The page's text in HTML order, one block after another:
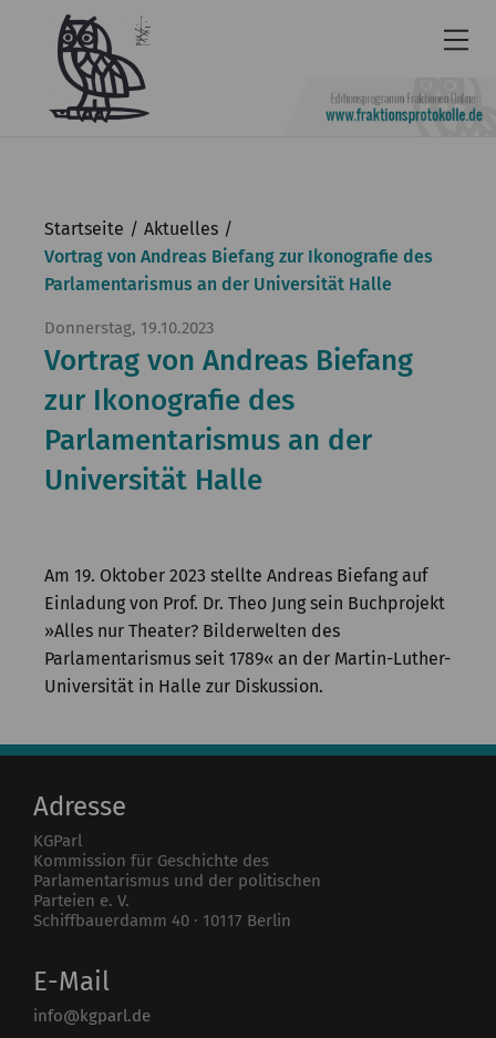
Barrierefrei
Leichte
Sprache
Kontakt
English
KGParl
Aktuelles
Institut
Forschung
Publikationen
Startseite
Aktuelles
Vortrag von Andreas Biefang zur Ikonografie des
Parlamentarismus an der Universität Halle
Donnerstag, 19.10.2023
Vortrag von Andreas Biefang
zur Ikonografie des
Parlamentarismus an der
Universität Halle
Am 19. Oktober 2023 stellte Andreas Biefang auf
Einladung von Prof. Dr. Theo Jung sein Buchprojekt
»Alles nur Theater? Bilderwelten des
Parlamentarismus seit 1789« an der Martin-Luther-
Universität in Halle zur Diskussion.
Adresse
KGParl
Kommission für Geschichte des
Parlamentarismus und der politischen
Parteien e. V.
Schiffbauerdamm 40 · 10117 Berlin
E-Mail
info@kgparl.de